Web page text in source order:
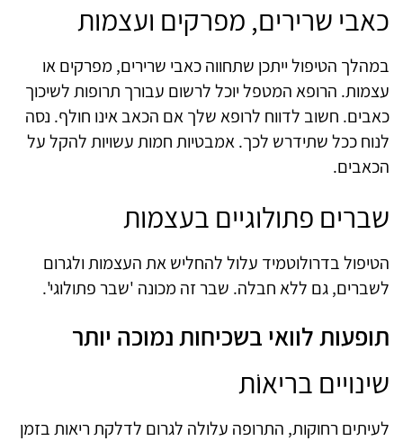
כאבי שרירים, מפרקים ועצמות
במהלך הטיפול ייתכן שתחווה כאבי שרירים, מפרקים או
עצמות. הרופא המטפל יוכל לרשום עבורך תרופות לשיכוך
כאבים. חשוב לדווח לרופא שלך אם הכאב אינו חולף. נסה
לנוח ככל שתידרש לכך. אמבטיות חמות עשויות להקל על
הכאבים.
שברים פתולוגיים בעצמות
הטיפול בדרולוטמיד עלול להחליש את העצמות ולגרום
לשברים, גם ללא חבלה. שבר זה מכונה 'שבר פתולוגי'.
תופעות לוואי בשכיחות נמוכה יותר
שינויים בריאוֹת
לעיתים רחוקות, התרופה עלולה לגרום לדלקת ריאות בזמן